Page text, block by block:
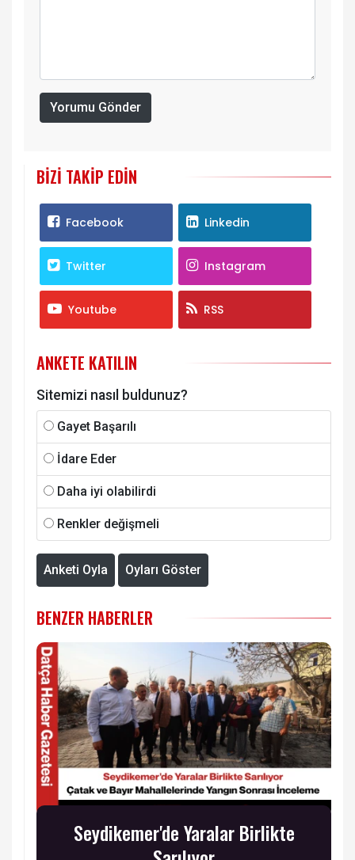
Yorumu Gönder
BIZI TAKIP EDIN
Facebook Linkedin
Twitter Instagram
Youtube RSS
ANKETE KATILIN
Sitemizi nasıl buldunuz?
Gayet Başarılı
İdare Eder
Daha iyi olabilirdi
Renkler değişmeli
Anketi Oyla Oyları Göster
BENZER HABERLER
Seydikemer'de Yaralar Birlikte